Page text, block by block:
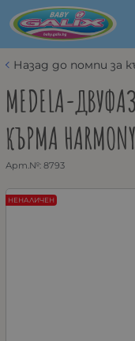
Назад до помпи за
MEDELA-
КЪРМА
Арт.№: 8793
НЕНАЛИЧЕН